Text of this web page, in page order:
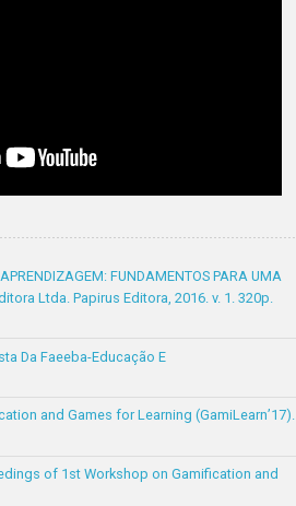
FUNDAMENTOS PARA UMA
Ltda. Papirus Editora, 2016. v. 1. 320p.
Da Faeeba-Educação E
and Games for Learning (GamiLearn’17).
of 1st Workshop on Gamification and